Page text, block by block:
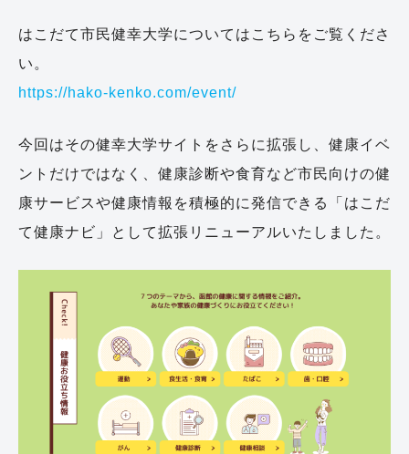
はこだて市民健幸大学についてはこちらをご覧くださ
い。
https://hako-kenko.com/event/
今回はその健幸大学サイトをさらに拡張し、健康イベ
ントだけではなく、健康診断や食育など市民向けの健
康サービスや健康情報を積極的に発信できる「はこだ
て健康ナビ」として拡張リニューアルいたしました。